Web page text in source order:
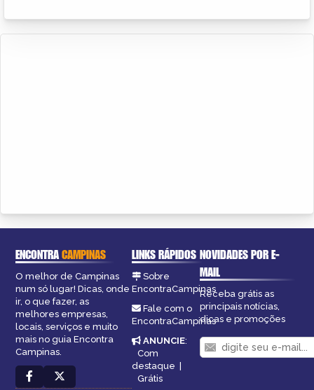
ENCONTRACAMPINAS
O melhor de Campinas
num só lugar! Dicas, onde
ir, o que fazer, as
melhores empresas,
locais, serviços e muito
mais no guia Encontra
Campinas.
LINKS RÁPIDOS
Sobre
EncontraCampinas
Fale com o
EncontraCampinas
ANUNCIE:
Com
destaque |
Grátis
NOVIDADES POR E-
MAIL
Receba grátis as
principais notícias,
dicas e promoções